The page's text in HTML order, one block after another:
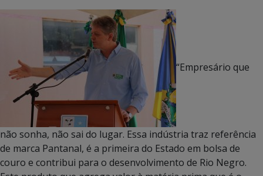
“Empresário que
não sonha, não sai do lugar. Essa indústria traz referência
de marca Pantanal, é a primeira do Estado em bolsa de
couro e contribui para o desenvolvimento de Rio Negro.